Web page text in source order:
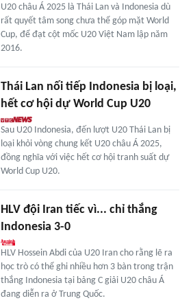
U20 châu Á 2025 là Thái Lan và Indonesia dù
rất quyết tâm song chưa thể góp mặt World
Cup, để đạt cột mốc U20 Việt Nam lập năm
2016.
Thái Lan nối tiếp Indonesia bị loại,
hết cơ hội dự World Cup U20
Sau U20 Indonesia, đến lượt U20 Thái Lan bị
loại khỏi vòng chung kết U20 châu Á 2025,
đồng nghĩa với việc hết cơ hội tranh suất dự
World Cup U20.
HLV đội Iran tiếc vì... chỉ thắng
Indonesia 3-0
HLV Hossein Abdi của U20 Iran cho rằng lẽ ra
học trò có thể ghi nhiều hơn 3 bàn trong trận
thắng Indonesia tại bảng C giải U20 châu Á
đang diễn ra ở Trung Quốc.